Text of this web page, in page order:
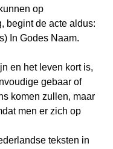
op
begint de acte aldus:
In Godes Naam.
en het leven kort is,
gebaar of
komen zullen, maar
men er zich op
teksten in